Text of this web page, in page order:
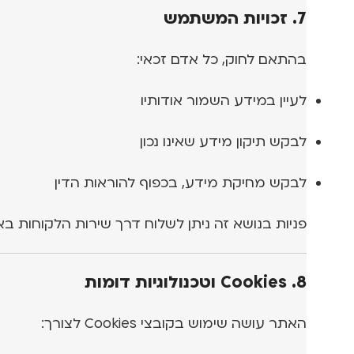
7. זכויות המשתמש
בהתאם לחוק, כל אדם זכאי:
לעיין במידע השמור אודותיו
לבקש תיקון מידע שאינו נכון
לבקש מחיקת מידע, בכפוף להוראות הדין
פניות בנושא זה ניתן לשלוח דרך שירות הלקוחות
8. Cookies וטכנולוגיות דומות
האתר עושה שימוש בקובצי Cookies לצורך: